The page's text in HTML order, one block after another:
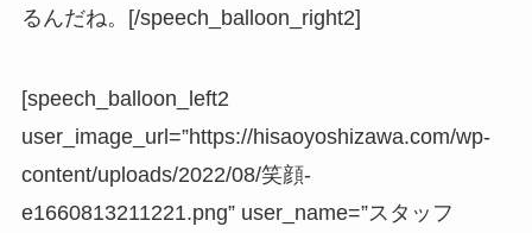
るんだね。[/speech_balloon_right2]
[speech_balloon_left2
user_image_url=”https://hisaoyoshizawa.com/wp-
content/uploads/2022/08/笑顔-
e1660813211221.png” user_name=”スタッフ